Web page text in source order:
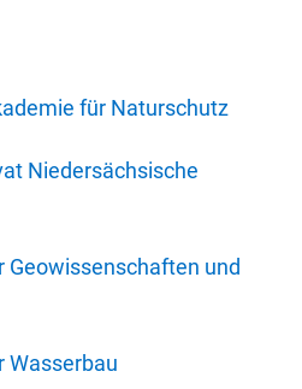
für Naturschutz
Niedersächsische
Geowissenschaften und
Wasserbau